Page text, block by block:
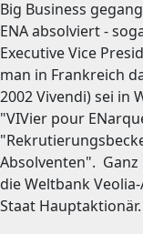
Big Business
ENA absolviert -
Executive Vice
man in Frankreich
2002 Vivendi) sei in
"VIVier pour
Absolventen".
die Weltbank
Staat Hauptaktionär.